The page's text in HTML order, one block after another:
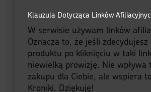
Klauzula Dotycząca Linków
W serwisie używam linków
Oznacza to, że jeśli
produktu po kliknięciu w taki
niewielką prowizję. Nie wpływa
zakupu dla Ciebie, ale wspiera
Kroniki. Dziękuję!